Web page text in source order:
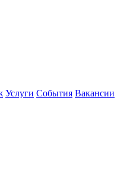
Услуги События Вакансии